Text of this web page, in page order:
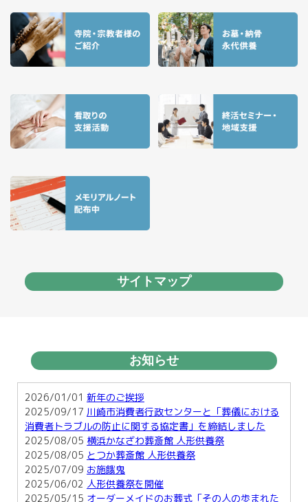
サイトマップ
お知らせ
2026/01/01 新年のご挨拶
2025/09/17 川崎市消費者行政センターと「葬儀における
消費者トラブルの防止に関する協定書」を締結しました
2025/08/05 横浜かなざわ葬斎館 人形供養祭
2025/08/05 とつか葬斎館 人形供養祭
2025/07/09 お施餓鬼
2025/06/02 人形供養祭を開催
2025/05/15 オーダーメイドのお葬式「その人の歩まれた